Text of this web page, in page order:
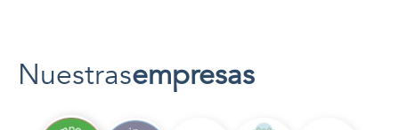
Nuestrasempresas